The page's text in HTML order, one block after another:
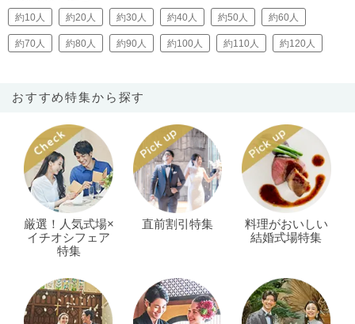
約10人 約20人 約30人 約40人 約50人 約60人
約70人 約80人 約90人 約100人 約110人 約120人
おすすめ特集から探す
厳選！人気式場×
イチオシフェア
特集
直前割引特集
料理がおいしい
結婚式場特集